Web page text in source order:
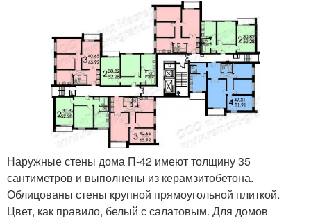
Наружные стены дома П-42 имеют толщину 35
сантиметров и выполнены из керамзитобетона.
Облицованы стены крупной прямоугольной плиткой.
Цвет, как правило, белый с салатовым. Для домов